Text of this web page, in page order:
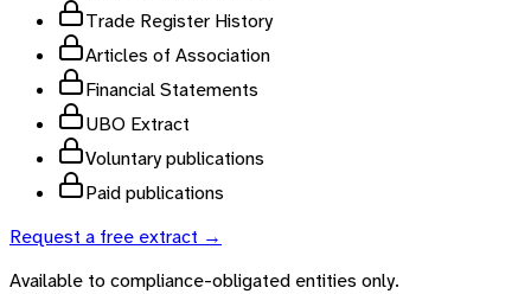
Trade Register History
Articles of Association
Financial Statements
UBO Extract
Voluntary publications
Paid publications
Request a free extract →
Available to compliance-obligated entities only.